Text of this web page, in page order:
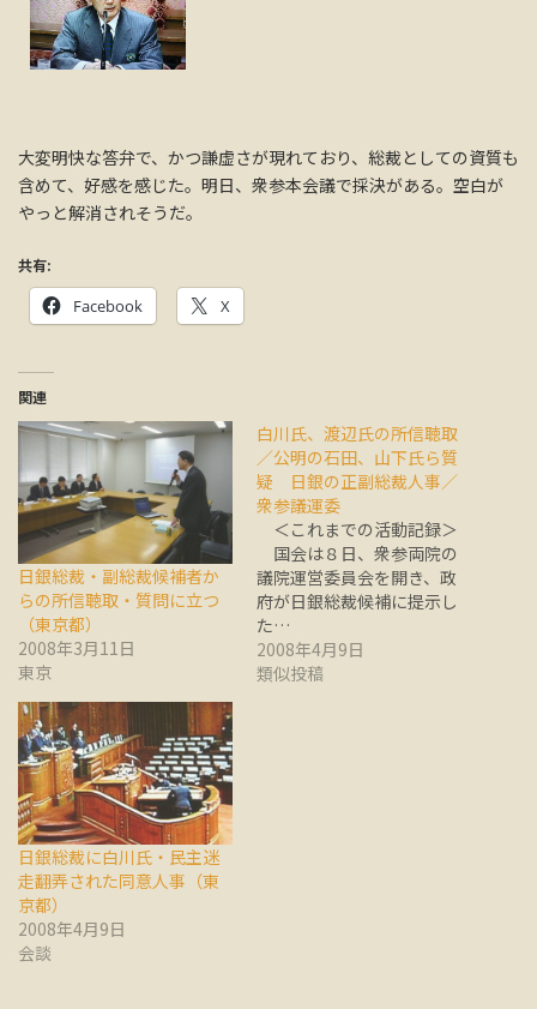
大変明快な答弁で、かつ謙虚さが現れており、総裁としての資質も
含めて、好感を感じた。明日、衆参本会議で採決がある。空白が
やっと解消されそうだ。
共有:
Facebook X
関連
日銀総裁・副総裁候補者か
らの所信聴取・質問に立つ
（東京都）
2008年3月11日
東京
白川氏、渡辺氏の所信聴取
／公明の石田、山下氏ら質
疑 日銀の正副総裁人事／
衆参議運委
＜これまでの活動記録＞
国会は８日、衆参両院の
議院運営委員会を開き、政
府が日銀総裁候補に提示し
た…
2008年4月9日
類似投稿
日銀総裁に白川氏・民主迷
走翻弄された同意人事（東
京都）
2008年4月9日
会談